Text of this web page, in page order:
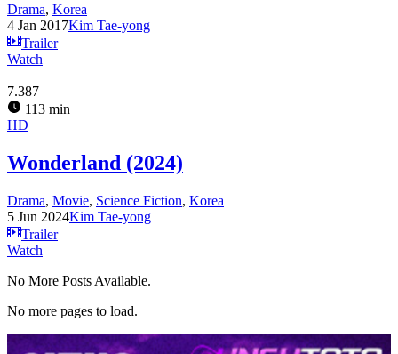
Drama, Korea
4 Jan 2017Kim Tae-yong
Trailer
Watch
7.387
113 min
HD
Wonderland (2024)
Drama, Movie, Science Fiction, Korea
5 Jun 2024Kim Tae-yong
Trailer
Watch
No More Posts Available.
No more pages to load.